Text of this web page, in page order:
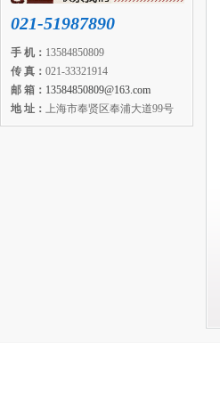
021-51987890
手 机： 13584850809
传 真： 021-33321914
邮 箱： 13584850809@163.com
地 址： 上海市奉贤区奉浦大道99号